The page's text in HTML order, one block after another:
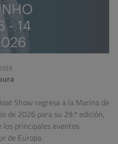
Show regresa a la Marina de
de 2026 para su 29.ª edición,
los principales eventos
de Europa.